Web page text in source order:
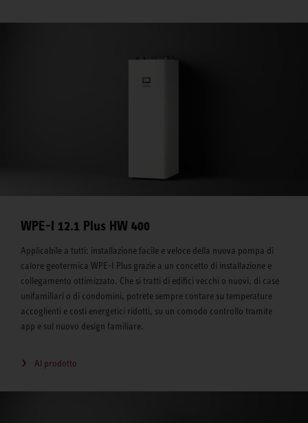
WPE-I 12.1 Plus HW 400
Applicabile a tutti: installazione facile e veloce della nuova pompa di
calore geotermica WPE-I Plus grazie a un concetto di installazione e
collegamento ottimizzato. Che si tratti di edifici vecchi o nuovi, di case
unifamiliari o di condomini, potrete sempre contare su temperature
accoglienti e costi energetici ridotti, su un comodo controllo tramite
app e sul nuovo design familiare.
Al prodotto